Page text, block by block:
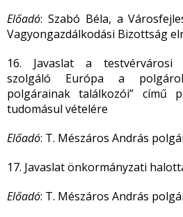
Előadó: Szabó Béla, a
Vagyongazdálkodási Bizottság
16. Javaslat a testvérvárosi
szolgáló Európa a
polgárainak találkozói” című
tudomásul vételére
Előadó: T. Mészáros András
17. Javaslat önkormányzati
Előadó: T. Mészáros András